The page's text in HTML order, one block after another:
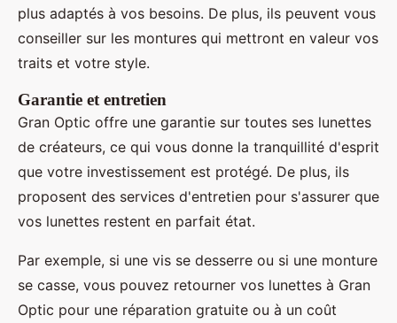
plus adaptés à vos besoins. De plus, ils peuvent vous
conseiller sur les montures qui mettront en valeur vos
traits et votre style.
Garantie et entretien
Gran Optic offre une garantie sur toutes ses lunettes
de créateurs, ce qui vous donne la tranquillité d'esprit
que votre investissement est protégé. De plus, ils
proposent des services d'entretien pour s'assurer que
vos lunettes restent en parfait état.
Par exemple, si une vis se desserre ou si une monture
se casse, vous pouvez retourner vos lunettes à Gran
Optic pour une réparation gratuite ou à un coût